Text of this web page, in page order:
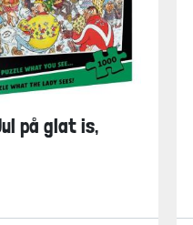
på glat is,